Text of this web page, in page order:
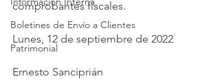
Boletines de Envío a Clientes
Patrimonial
comprobantes fiscales.
Lunes, 12 de septiembre de 2022
Ernesto Sanciprián